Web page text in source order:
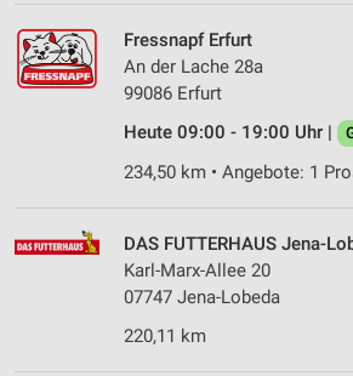
Fressnapf Erfurt
An der Lache 28a
99086 Erfurt
Heute 09:00 - 19:00 Uhr |
234,50 km • Angebote: 1
DAS FUTTERHAUS Jena-
Karl-Marx-Allee 20
07747 Jena-Lobeda
220,11 km